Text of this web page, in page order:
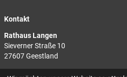
Kontakt
Rathaus Langen
Sieverner Straße 10
27607 Geestland